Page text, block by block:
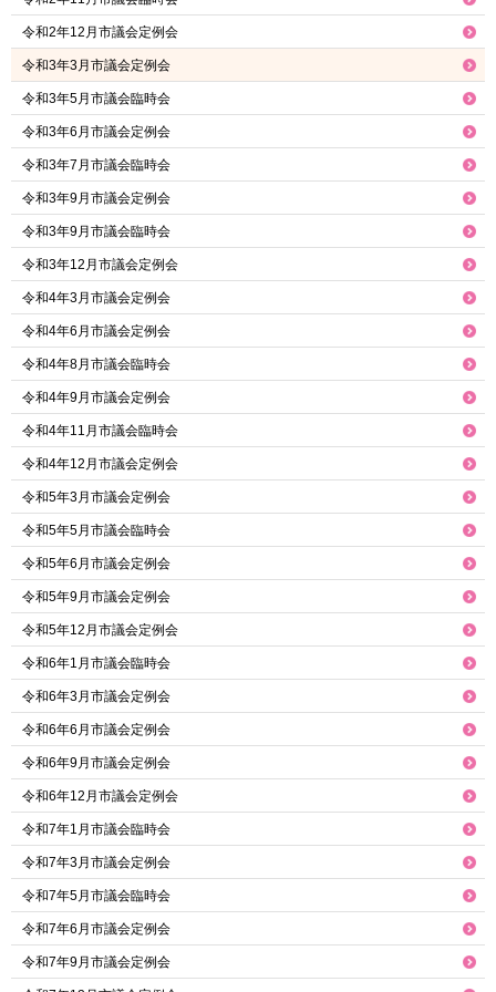
令和2年12月市議会定例会
令和3年3月市議会定例会
令和3年5月市議会臨時会
令和3年6月市議会定例会
令和3年7月市議会臨時会
令和3年9月市議会定例会
令和3年9月市議会臨時会
令和3年12月市議会定例会
令和4年3月市議会定例会
令和4年6月市議会定例会
令和4年8月市議会臨時会
令和4年9月市議会定例会
令和4年11月市議会臨時会
令和4年12月市議会定例会
令和5年3月市議会定例会
令和5年5月市議会臨時会
令和5年6月市議会定例会
令和5年9月市議会定例会
令和5年12月市議会定例会
令和6年1月市議会臨時会
令和6年3月市議会定例会
令和6年6月市議会定例会
令和6年9月市議会定例会
令和6年12月市議会定例会
令和7年1月市議会臨時会
令和7年3月市議会定例会
令和7年5月市議会臨時会
令和7年6月市議会定例会
令和7年9月市議会定例会